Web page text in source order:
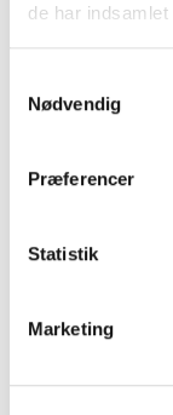
de har
Nødvendig
Præferencer
Statistik
Marketing
en
Ifølge
Andre